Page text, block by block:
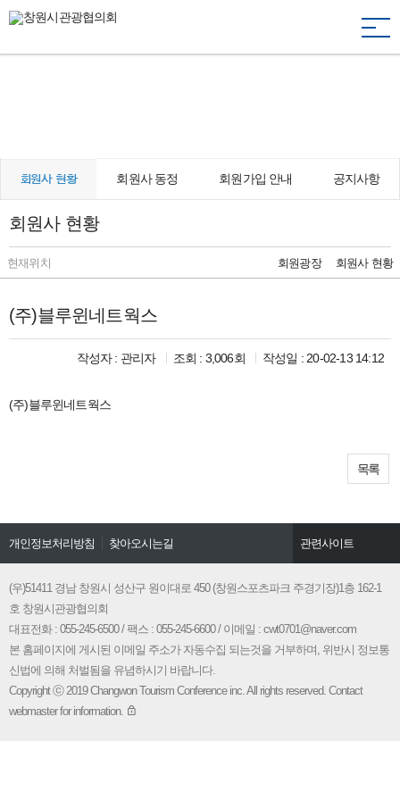
회원사 현황 회원사 동정 회원가입 안내 공지사항
회원사 현황
현재위치 회원광장 회원사 현황
(주)블루윈네트웍스
작성자 : 관리자 조회 : 3,006회 작성일 : 20-02-13 14:12
(주)블루윈네트웍스
목록
개인정보처리방침 찾아오시는길 관련사이트
창원시문화관광
경남관광협회
창원시청
(우)51411 경남 창원시 성산구 원이대로 450 (창원스포츠파크 주경기장)1층 162-1
호 창원시관광협의회
대표전화 : 055-245-6500 / 팩스 : 055-245-6600 / 이메일 : cwt0701@naver.com
본 홈페이지에 게시된 이메일 주소가 자동수집 되는것을 거부하며, 위반시 정보통
신법에 의해 처벌됨을 유념하시기 바랍니다.
Copyright ⓒ 2019 Changwon Tourism Conference inc. All rights reserved. Contact
webmaster for information.